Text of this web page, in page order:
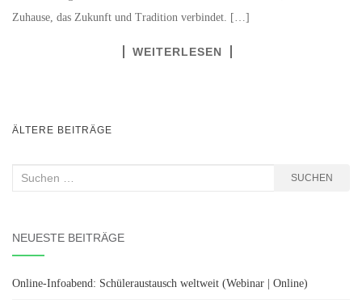
Zuhause, das Zukunft und Tradition verbindet. […]
WEITERLESEN
BEITRAGSNAVIGATION
ÄLTERE BEITRÄGE
Suchen
SUCHEN
NEUESTE BEITRÄGE
Online-Infoabend: Schüleraustausch weltweit (Webinar | Online)